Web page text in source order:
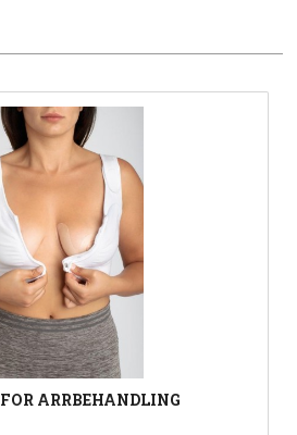
ARRBEHANDLING